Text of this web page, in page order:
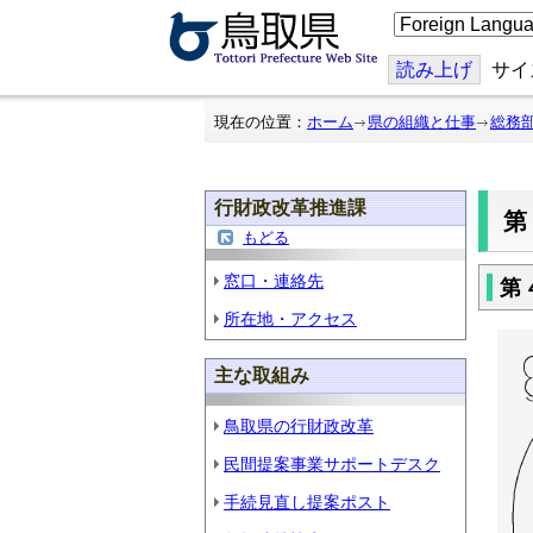
こ
の
ジ
を
翻
読み上げ サ
現在の位置： ホーム 県の組織と仕事 総務
行財政改革推進課
もどる
窓口・連絡先
所在地・アクセス
主な取組み
鳥取県の行財政改革
民間提案事業サポートデスク
手続見直し提案ポスト
第